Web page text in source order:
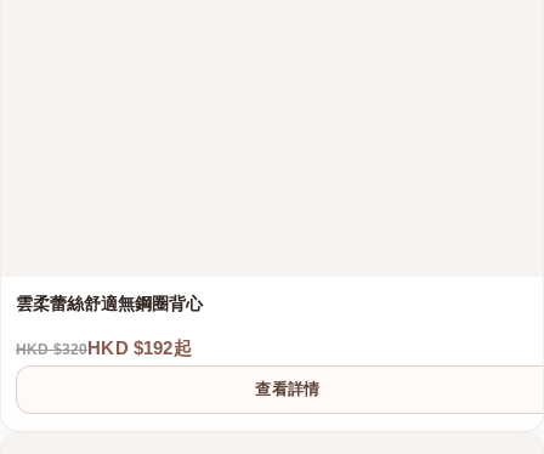
雲柔蕾絲舒適無鋼圈背心
HKD $320HKD $192起
查看詳情